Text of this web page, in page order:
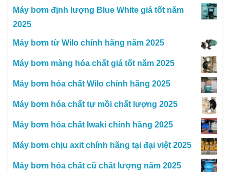
Máy bơm định lượng Blue White giá tốt năm
2025
Máy bơm từ Wilo chính hãng năm 2025
Máy bơm màng hóa chất giá tốt năm 2025
Máy bơm hóa chất Wilo chính hãng 2025
Máy bơm hóa chất tự mồi chất lượng 2025
Máy bơm hóa chất Iwaki chính hãng 2025
Máy bơm chịu axit chính hãng tại đại việt 2025
Máy bơm hóa chất cũ chất lượng năm 2025